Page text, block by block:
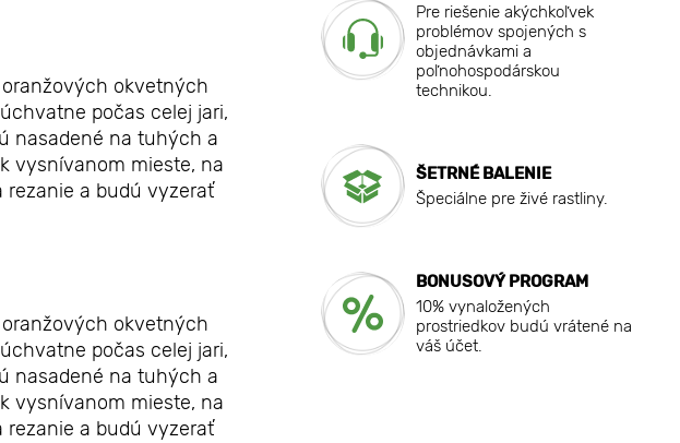
okvetných
počas celej jari,
nasadené na tuhých a
vysnívanom mieste, na
rezanie a budú vyzerať
okvetných
počas celej jari,
nasadené na tuhých a
vysnívanom mieste, na
rezanie a budú vyzerať
Pre riešenie akýchkoľvek
problémov spojených s
objednávkami a
poľnohospodárskou
technikou.
ŠETRNÉ BALENIE
Špeciálne pre živé rastliny.
BONUSOVÝ PROGRAM
10% vynaložených
prostriedkov budú vrátené na
váš účet.